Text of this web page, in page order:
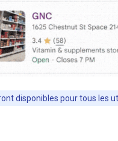
disponibles pour tous les